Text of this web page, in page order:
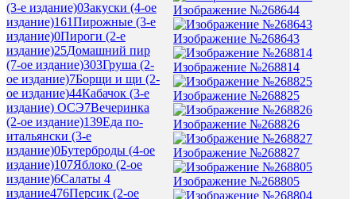
(3-е издание)0Закуски (4-ое
издание)161Пирожные (3-е
издание)0Пироги (2-е
издание)25Домашний пир
(7-ое издание)303Груша (2-
ое издание)7Борщи и щи (2-
ое издание)44Кабачок (3-е
издание) ОСЭ7Вечеринка
(2-ое издание)139Еда по-
итальянски (3-е
издание)0Бутерброды (4-ое
издание)107Яблоко (2-ое
издание)6Салаты 4
издание476Персик (2-ое
Изображение №268644
Изображение №268643
Изображение №268814
Изображение №268825
Изображение №268826
Изображение №268827
Изображение №268805